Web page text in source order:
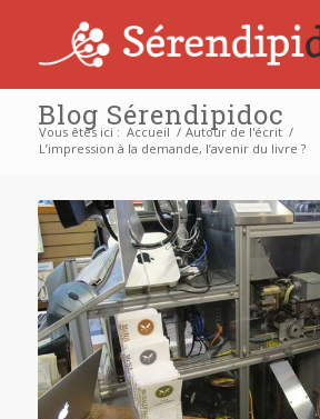
Blog Sérendipidoc
Vous êtes ici : Accueil / Autour de l'écrit /
L’impression à la demande, l’avenir du livre ?
dit :